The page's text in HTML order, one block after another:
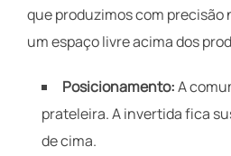
que produzimos com precisão
um espaço livre acima dos
Posicionamento:A
prateleira. A invertida fica
de cima.